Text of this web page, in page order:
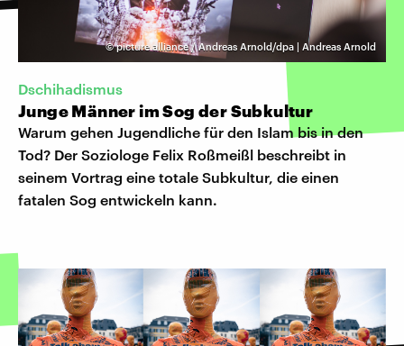
©picture alliance / Andreas Arnold/dpa | Andreas Arnold
Dschihadismus
Junge Männer im Sog der Subkultur
Warum gehen Jugendliche für den Islam bis in den
Tod? Der Soziologe Felix Roßmeißl beschreibt in
seinem Vortrag eine totale Subkultur, die einen
fatalen Sog entwickeln kann.